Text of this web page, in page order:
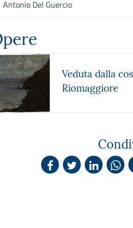
Antonio Del Guercio
Veduta dalla
Riomaggiore